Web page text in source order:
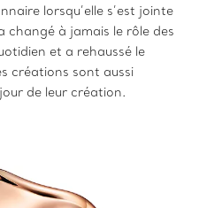
lorsqu’elle s’est jointe
changé à jamais le rôle des
et a rehaussé le
créations sont aussi
de leur création.